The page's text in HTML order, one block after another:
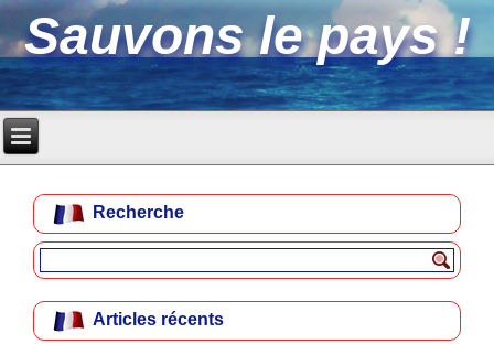
Sauvons le pays !
Recherche
Articles récents